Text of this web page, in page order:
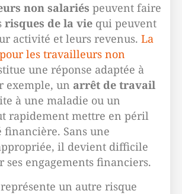
non salariés peuvent faire
risques de la vie qui peuvent
activité et leurs revenus. La
les travailleurs non
une réponse adaptée à
exemple, un arrêt de travail
à une maladie ou un
rapidement mettre en péril
Sans une
il devient difficile
ses engagements financiers.
représente un autre risque